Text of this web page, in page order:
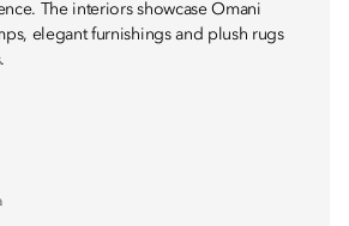
The interiors showcase Omani
elegant furnishings and plush rugs